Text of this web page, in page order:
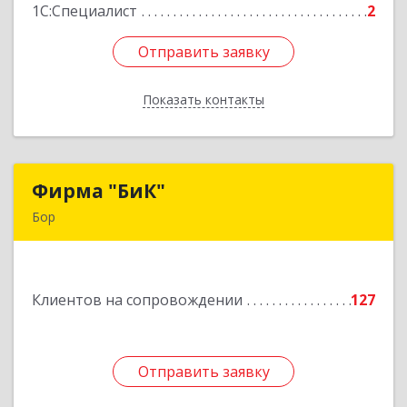
1С:Специалист 2
Отправить заявку
Показать контакты
Отправить заявку
Назад
Фирма "БиК"
Бор
Клиентов на сопровождении 127
Отправить заявку
Подробнее
Отправить заявку